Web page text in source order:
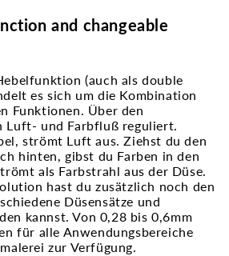
and changeable
(auch als double
es sich um die Kombination
Funktionen. Über den
Luft- und Farbfluß reguliert.
strömt Luft aus. Ziehst du den
hinten, gibst du Farben in den
als Farbstrahl aus der Düse.
hast du zusätzlich noch den
Düsensätze und
kannst. Von 0,28 bis 0,6mm
für alle Anwendungsbereiche
zur Verfügung.